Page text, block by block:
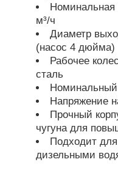
насос для сточных
Номинальная
м³/ч
Диаметр
(насос 4 дюйма)
Рабочее
сталь
Напряжение
Прочный
чугуна для
Подходит
дизельными